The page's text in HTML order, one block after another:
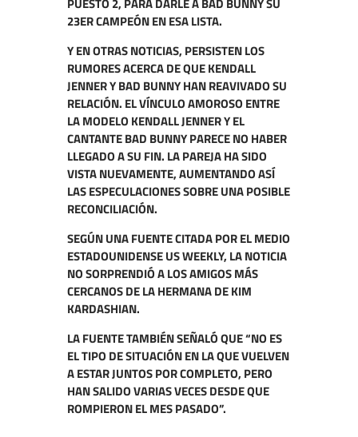
23ER CAMPEÓN EN ESA LISTA.
Y EN OTRAS NOTICIAS, PERSISTEN LOS
RUMORES ACERCA DE QUE KENDALL
JENNER Y BAD BUNNY HAN REAVIVADO SU
RELACIÓN. EL VÍNCULO AMOROSO ENTRE
LA MODELO KENDALL JENNER Y EL
CANTANTE BAD BUNNY PARECE NO HABER
LLEGADO A SU FIN. LA PAREJA HA SIDO
VISTA NUEVAMENTE, AUMENTANDO ASÍ
LAS ESPECULACIONES SOBRE UNA POSIBLE
RECONCILIACIÓN.
SEGÚN UNA FUENTE CITADA POR EL MEDIO
ESTADOUNIDENSE US WEEKLY, LA NOTICIA
NO SORPRENDIÓ A LOS AMIGOS MÁS
CERCANOS DE LA HERMANA DE KIM
KARDASHIAN.
LA FUENTE TAMBIÉN SEÑALÓ QUE “NO ES
EL TIPO DE SITUACIÓN EN LA QUE VUELVEN
A ESTAR JUNTOS POR COMPLETO, PERO
HAN SALIDO VARIAS VECES DESDE QUE
ROMPIERON EL MES PASADO”.